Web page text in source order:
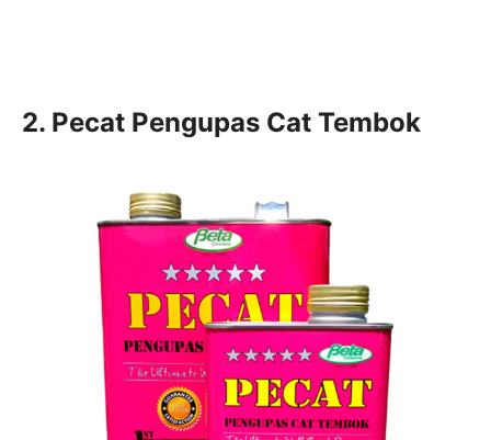
2. Pecat Pengupas Cat Tembok